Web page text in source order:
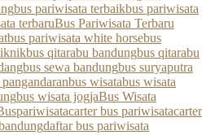
bus pariwisata terbaikbus pariwisata
terbaruBus Pariwisata Terbaru
bus pariwisata white horsebus
bus qitarabu bandungbus qitarabu
bus sewa bandungbus suryaputra
bus wisatabus wisata
bus wisata jogjaBus Wisata
carter bus pariwisatacarter
daftar bus pariwisata